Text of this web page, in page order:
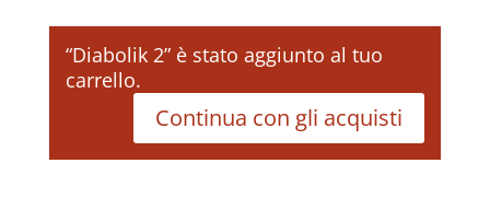
“Diabolik 2” è stato aggiunto al tuo
carrello.
Continua con gli acquisti